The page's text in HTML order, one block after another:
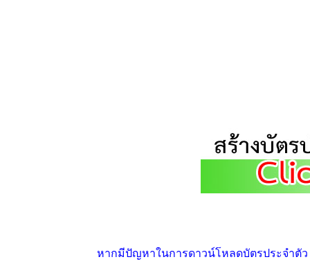
หากมีปัญหาในการดาวน์โหลดบัตรประจำตัว